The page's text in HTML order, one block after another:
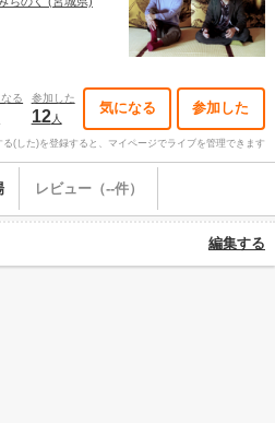
る 参加した
12人
気になる 参加した
る(した)を登録すると、マイページでライブを管理できます
レビュー（--件）
編集する